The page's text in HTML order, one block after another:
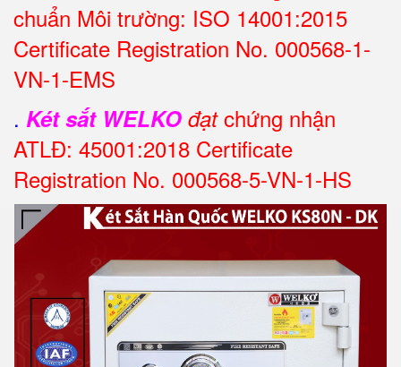
chuẩn Môi trường: ISO 14001:2015
Certificate Registration No. 000568-1-
VN-1-EMS
. Két sắt WELKO đạtchứng nhận
ATLĐ: 45001:2018 Certificate
Registration No. 000568-5-VN-1-HS